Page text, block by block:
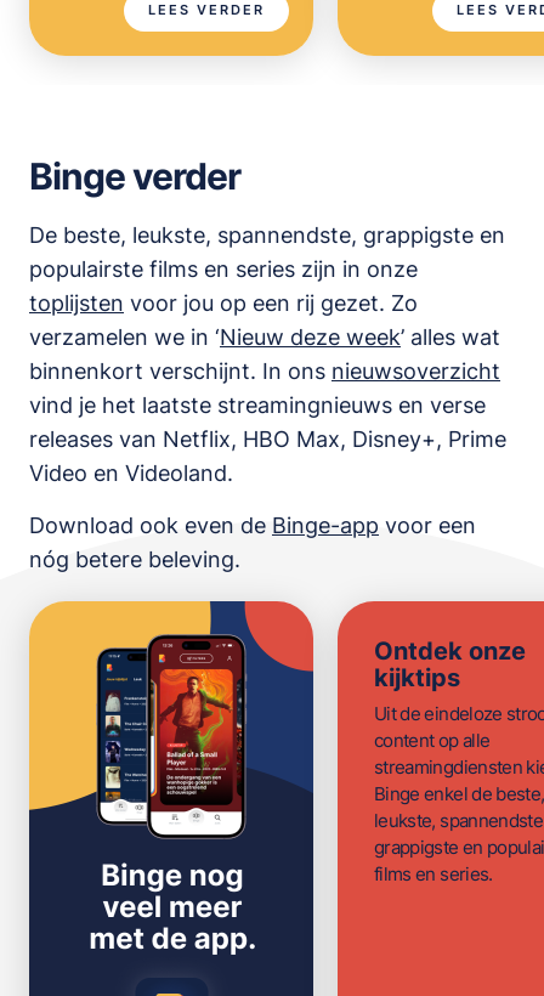
LEES VERDER LEES
Binge verder
De beste, leukste, spannendste, grappigste en
populairste films en series zijn in onze
toplijsten voor jou op een rij gezet. Zo
verzamelen we in ‘Nieuw deze week’ alles wat
binnenkort verschijnt. In ons nieuwsoverzicht
vind je het laatste streamingnieuws en verse
releases van Netflix, HBO Max, Disney+, Prime
Video en Videoland.
Download ook even de Binge-app voor een
nóg betere beleving.
Ontdek onze
kijktips
Uit de eindeloze
content op alle
streamingdiensten
Binge enkel de beste,
leukste,
grappigste en
films en series.